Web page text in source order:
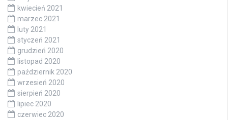
kwiecień 2021
marzec 2021
luty 2021
styczeń 2021
grudzień 2020
listopad 2020
październik 2020
wrzesień 2020
sierpień 2020
lipiec 2020
czerwiec 2020